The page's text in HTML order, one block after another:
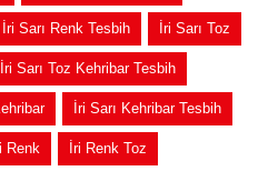
İri Sarı Renk Tesbih İri Sarı Toz
İri Sarı Toz Kehribar Tesbih
İri Sarı Kehribar Tesbih
Renk İri Renk Toz